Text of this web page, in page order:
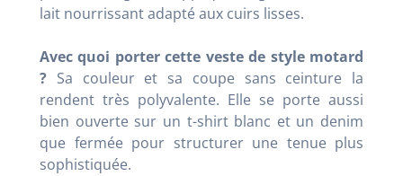
lait nourrissant adapté aux cuirs lisses.
Avec quoi porter cette veste de style motard
? Sa couleur et sa coupe sans ceinture la
rendent très polyvalente. Elle se porte aussi
bien ouverte sur un t-shirt blanc et un denim
que fermée pour structurer une tenue plus
sophistiquée.